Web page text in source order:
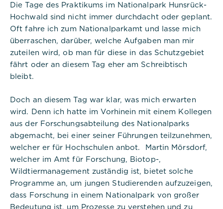
Die Tage des Praktikums im Nationalpark Hunsrück-
Hochwald sind nicht immer durchdacht oder geplant.
Oft fahre ich zum Nationalparkamt und lasse mich
überraschen, darüber, welche Aufgaben man mir
zuteilen wird, ob man für diese in das Schutzgebiet
fährt oder an diesem Tag eher am Schreibtisch
bleibt.
Doch an diesem Tag war klar, was mich erwarten
wird. Denn ich hatte im Vorhinein mit einem Kollegen
aus der Forschungsabteilung des Nationalparks
abgemacht, bei einer seiner Führungen teilzunehmen,
welcher er für Hochschulen anbot. Martin Mörsdorf,
welcher im Amt für Forschung, Biotop-,
Wildtiermanagement zuständig ist, bietet solche
Programme an, um jungen Studierenden aufzuzeigen,
dass Forschung in einem Nationalpark von großer
Bedeutung ist, um Prozesse zu verstehen und zu
Notwendig
Diese werden für die Grundfunktionen der
Website benötigt und helfen dabei, unsere
Website nutzbar zu machen sowie Zugriffe auf
sichere Bereiche unserer Website ermöglichen.
Cookie Informationen anzeigen